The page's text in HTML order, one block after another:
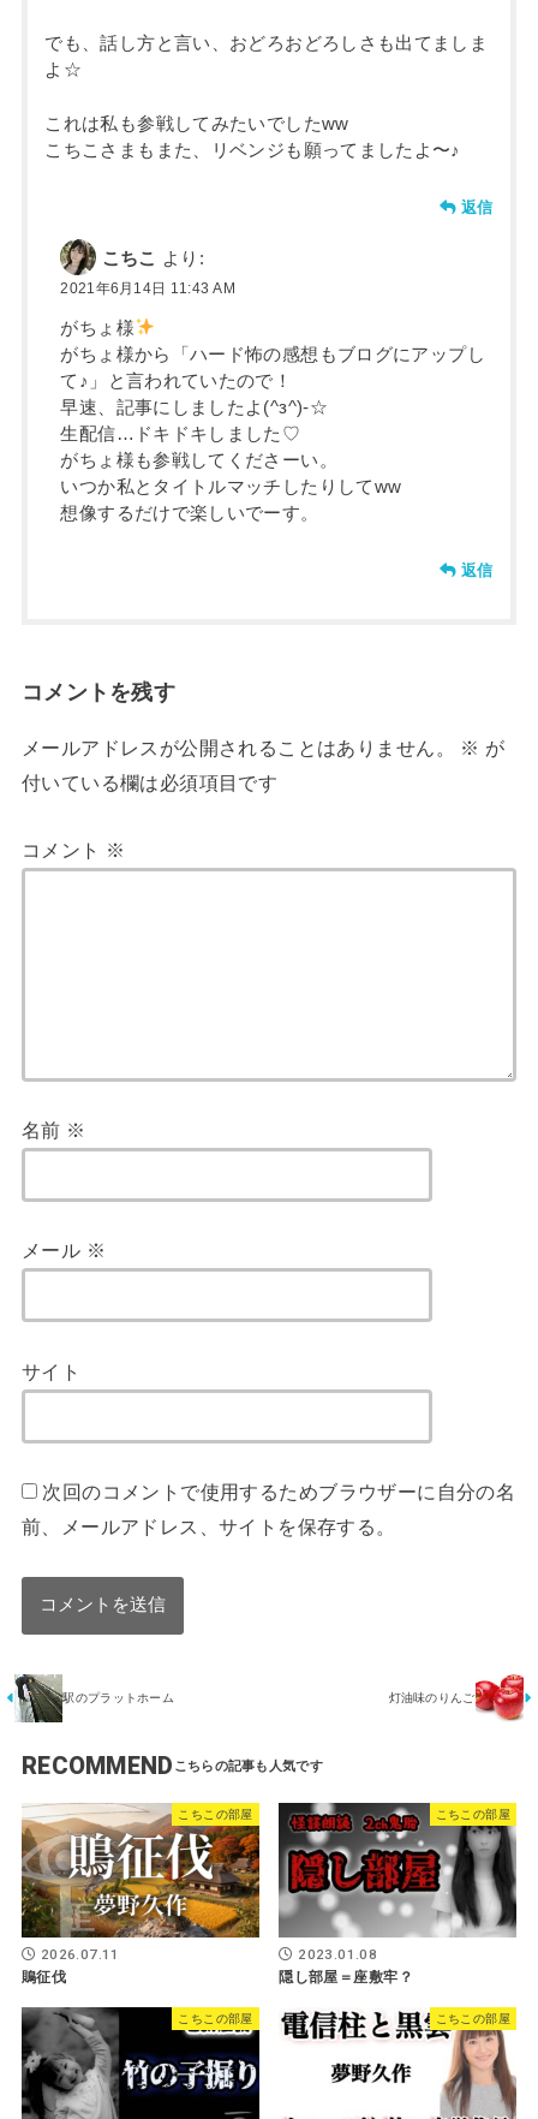
でも、話し方と言い、おどろおどろしさも出てましま
よ☆
これは私も参戦してみたいでしたww
こちこさまもまた、リベンジも願ってましたよ〜♪
返信
こちこ より:
2021年6月14日 11:43 AM
がちょ様
がちょ様から「ハード怖の感想もブログにアップし
て♪」と言われていたので！
早速、記事にしましたよ(^з^)-☆
生配信…ドキドキしました♡
がちょ様も参戦してくださーい。
いつか私とタイトルマッチしたりしてww
想像するだけで楽しいでーす。
返信
コメントを残す
メールアドレスが公開されることはありません。 ※ が
付いている欄は必須項目です
コメント ※
名前 ※
メール ※
サイト
次回のコメントで使用するためブラウザーに自分の名
前、メールアドレス、サイトを保存する。
駅のプラットホーム 灯油味のりんご
RECOMMEND
こちこの部屋
2026.07.11
鵙征伐
こちこの部屋
2023.01.08
隠し部屋＝座敷牢？
こちこの部屋 こちこの部屋